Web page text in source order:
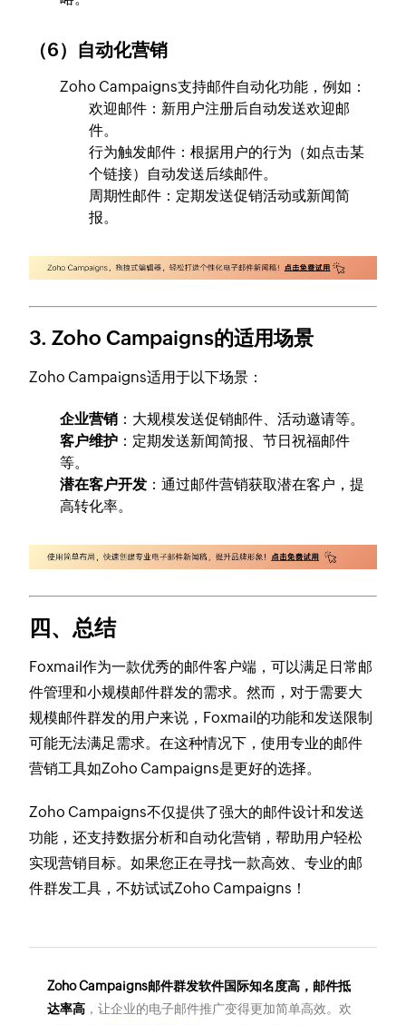
（6）自动化营销
Zoho Campaigns支持邮件自动化功能，例如：
欢迎邮件：新用户注册后自动发送欢迎邮
件。
行为触发邮件：根据用户的行为（如点击某
个链接）自动发送后续邮件。
周期性邮件：定期发送促销活动或新闻简
报。
3. Zoho Campaigns的适用场景
Zoho Campaigns适用于以下场景：
企业营销 ：大规模发送促销邮件、活动邀请等。
客户维护 ：定期发送新闻简报、节日祝福邮件
等。
潜在客户开发 ：通过邮件营销获取潜在客户，提
高转化率。
四、总结
Foxmail作为一款优秀的邮件客户端，可以满足日常邮
件管理和小规模邮件群发的需求。然而，对于需要大
规模邮件群发的用户来说，Foxmail的功能和发送限制
可能无法满足需求。在这种情况下，使用专业的邮件
营销工具如Zoho Campaigns是更好的选择。
Zoho Campaigns不仅提供了强大的邮件设计和发送
功能，还支持数据分析和自动化营销，帮助用户轻松
实现营销目标。如果您正在寻找一款高效、专业的邮
件群发工具，不妨试试Zoho Campaigns！
Zoho Campaigns邮件群发软件国际知名度高，邮件抵
达率高，让企业的电子邮件推广变得更加简单高效。欢